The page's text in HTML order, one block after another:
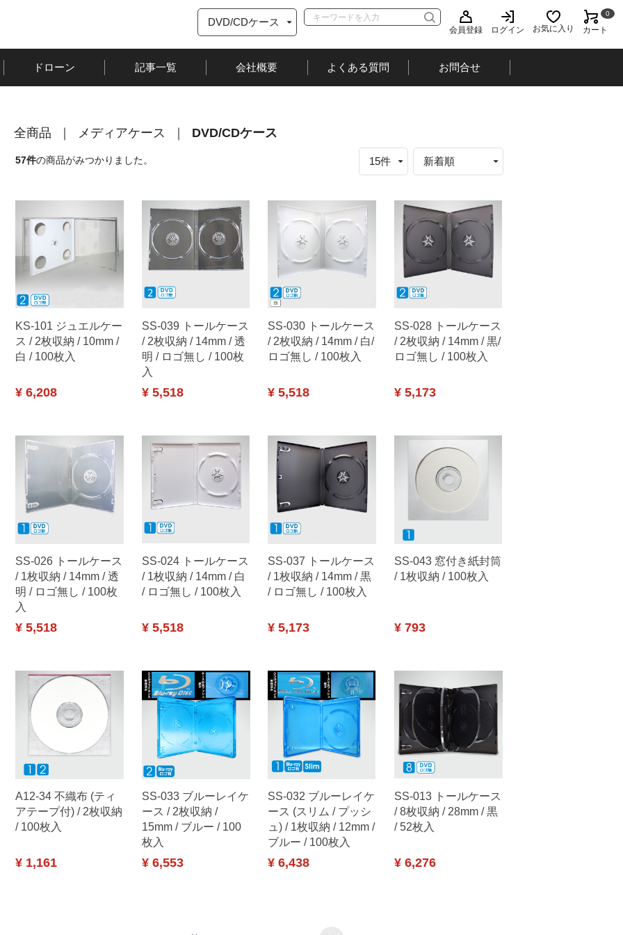
会員登録 ログイン お気に入り カート
0
ドローン 記事一覧 会社概要 よくある質問 お問合せ
全商品 メディアケース DVD/CDケース
57件の商品がみつかりました。
KS-101 ジュエルケー
ス / 2枚収納 / 10mm /
白 / 100枚入
¥ 6,208
SS-039 トールケース
/ 2枚収納 / 14mm / 透
明 / ロゴ無し / 100枚
入
¥ 5,518
SS-030 トールケース
/ 2枚収納 / 14mm / 白/
ロゴ無し / 100枚入
¥ 5,518
SS-028 トールケース
/ 2枚収納 / 14mm / 黒/
ロゴ無し / 100枚入
¥ 5,173
SS-026 トールケース
/ 1枚収納 / 14mm / 透
明 / ロゴ無し / 100枚
入
¥ 5,518
SS-024 トールケース
/ 1枚収納 / 14mm / 白
/ ロゴ無し / 100枚入
¥ 5,518
SS-037 トールケース
/ 1枚収納 / 14mm / 黒
/ ロゴ無し / 100枚入
¥ 5,173
SS-043 窓付き紙封筒
/ 1枚収納 / 100枚入
¥ 793
A12-34 不織布 (ティ
アテープ付) / 2枚収納
/ 100枚入
¥ 1,161
SS-033 ブルーレイケ
ース / 2枚収納 /
15mm / ブルー / 100
枚入
¥ 6,553
SS-032 ブルーレイケ
ース (スリム / プッシ
ュ) / 1枚収納 / 12mm /
ブルー / 100枚入
¥ 6,438
SS-013 トールケース
/ 8枚収納 / 28mm / 黒
/ 52枚入
¥ 6,276